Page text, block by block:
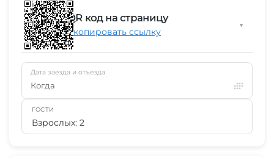
QR код на страницу
Скопировать ссылку
▼
Дата заезда и отъезда
Когда
ГОСТИ
Взрослых: 2